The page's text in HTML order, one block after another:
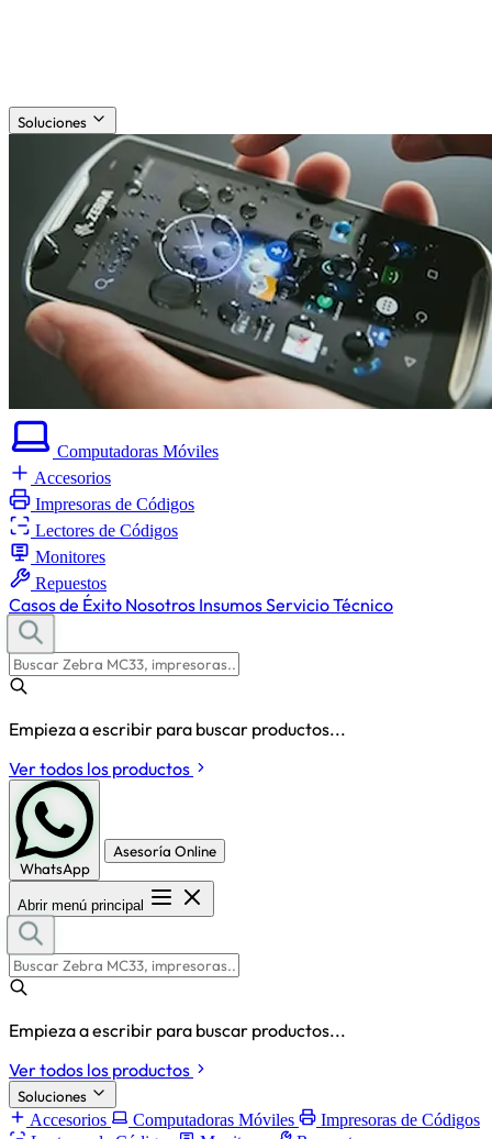
Soluciones
Computadoras Móviles
Accesorios
Impresoras de Códigos
Lectores de Códigos
Monitores
Repuestos
Casos de Éxito Nosotros InsumosServicio Técnico
Empieza a escribir para buscar productos...
Ver todos los productos
WhatsApp
Asesoría Online
Abrir menú principal
Empieza a escribir para buscar productos...
Ver todos los productos
Soluciones
Accesorios Computadoras Móviles
Impresoras de Códigos